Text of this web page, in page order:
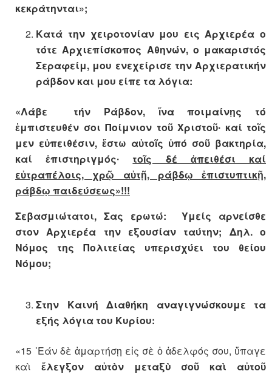
κεκράτηνται»;
Κατά την χειροτονίαν μου εις Αρχιερέα ο
τότε Αρχιεπίσκοπος Αθηνών, ο μακαριστός
Σεραφείμ, μου ενεχείρισε την Αρχιερατικήν
ράβδον και μου είπε τα λόγια:
«Λάβε τήν Ράβδον, ἵνα ποιμαίνῃς τό
ἐμπιστευθέν σοι Ποίμνιον τοῦ Χριστοῦ∙ καί τοῖς
μεν εὐπειθέσιν, ἔστω αὐτοῖς ὑπό σοῦ βακτηρία,
καί ἐπιστηριγμός∙
τοῖς δέ ἀπειθέσι καί
εὐτραπέλοις, χρῷ αὐτῇ, ράβδῳ ἐπιστυπτικῇ,
ράβδῳ παιδεύσεως»!!!
Σεβασμιώτατοι, Σας ερωτώ: Υμείς αρνείσθε
στον Αρχιερέα την εξουσίαν ταύτην; Δηλ. ο
Νόμος της Πολιτείας υπερισχύει του θείου
Νόμου;
Στην Καινή Διαθήκη αναγιγνώσκουμε τα
εξής λόγια του Κυρίου:
«15 ᾿Εάν δὲ ἁμαρτήσῃ εἰς σὲ ὁ ἀδελφός σου, ὕπαγε
καὶ ἔλεγξον αὐτὸν μεταξὺ σοῦ καὶ αὐτοῦ